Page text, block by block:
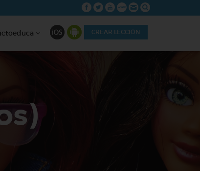
CREAR LECCIÓN